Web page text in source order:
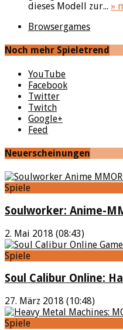
dieses Modell zur... »
Browsergames
Noch mehr Spieletrend
YouTube
Facebook
Twitter
Twitch
Google+
Feed
Neuerscheinungen
Spiele
Soulworker: Anime-
2. Mai 2018 (08:43)
Spiele
Soul Calibur Online:
27. März 2018 (10:48)
Spiele